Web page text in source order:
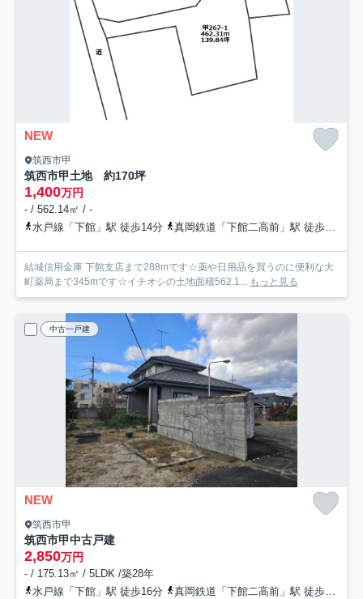
NEW
筑西市甲
筑西市甲土地 約170坪
1,400万円
- / 562.14㎡ / -
水戸線「下館」駅 徒歩14分
真岡鉄道「下館二高前」駅 徒歩18分
結城信用金庫 下館支店まで288mです☆薬や日用品を買うのに便利な大
町薬局まで345mです☆イチオシの土地面積562.1... もっと見る
中古一戸建
NEW
筑西市甲
筑西市甲中古戸建
2,850万円
- / 175.13㎡ / 5LDK /築28年
水戸線「下館」駅 徒歩16分
真岡鉄道「下館二高前」駅 徒歩18分